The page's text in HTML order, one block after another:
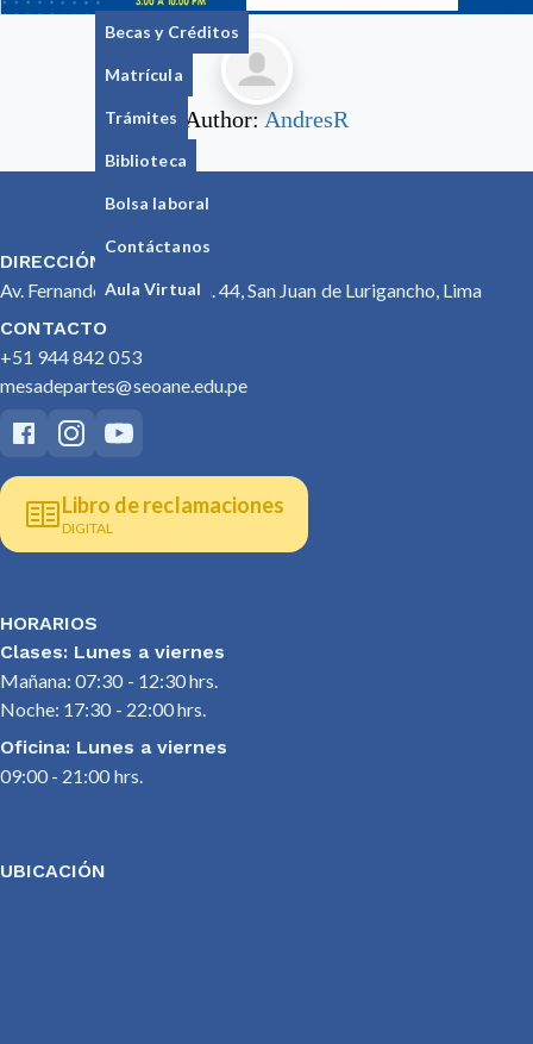
Becas y Créditos
Matrícula
Trámites
Biblioteca
Bolsa laboral
Contáctanos
Aula Virtual
Author: AndresR
DIRECCIÓN
Av. Fernando Wiesse Cdra. 44, San Juan de Lurigancho, Lima
CONTACTO
+51 944 842 053
mesadepartes@seoane.edu.pe
Libro de reclamaciones
DIGITAL
HORARIOS
Clases: Lunes a viernes
Mañana: 07:30 - 12:30 hrs.
Noche: 17:30 - 22:00 hrs.
Oficina: Lunes a viernes
09:00 - 21:00 hrs.
UBICACIÓN